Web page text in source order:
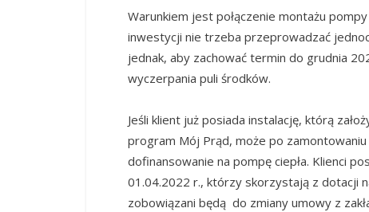
Warunkiem jest połączenie montażu
inwestycji nie trzeba przeprowadzać
jednak, aby zachować termin do grudnia
wyczerpania puli środków.
Jeśli klient już posiada instalację, którą
program Mój Prąd, może po
dofinansowanie na pompę ciepła. Klienci
01.04.2022 r., którzy skorzystają z dotacji
zobowiązani będą do zmiany umowy z